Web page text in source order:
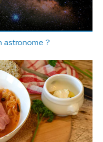
astronome ?